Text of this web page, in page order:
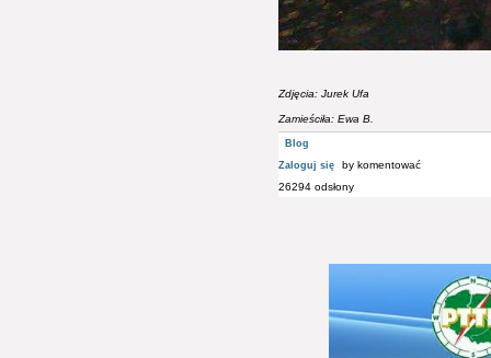
Zdjęcia: Jurek Ufa
Zamieściła: Ewa B.
Blog
Zaloguj się
by komentować
26294 odsłony